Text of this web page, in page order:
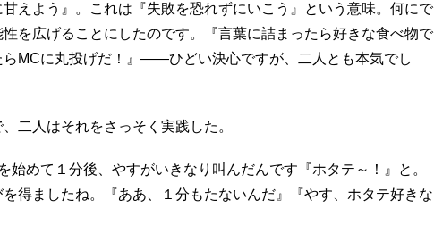
甘えよう』。これは『失敗を恐れずにいこう』という意味。何にで
を広げることにしたのです。『言葉に詰まったら好きな食べ物で
らMCに丸投げだ！』――ひどい決心ですが、二人とも本気でし
二人はそれをさっそく実践した。
始めて１分後、やすがいきなり叫んだんです『ホタテ～！』と。
得ましたね。『ああ、１分もたないんだ』『やす、ホタテ好きな